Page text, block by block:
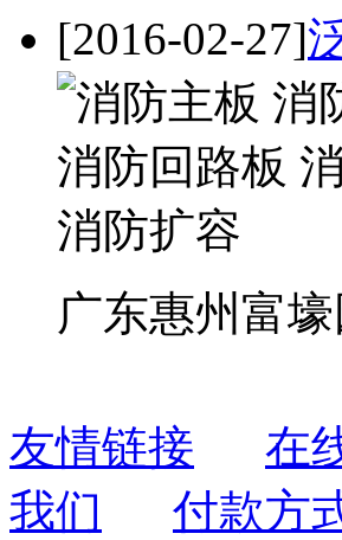
[2016-02-27]
广东惠州富
友情链接 在
我们
付款方